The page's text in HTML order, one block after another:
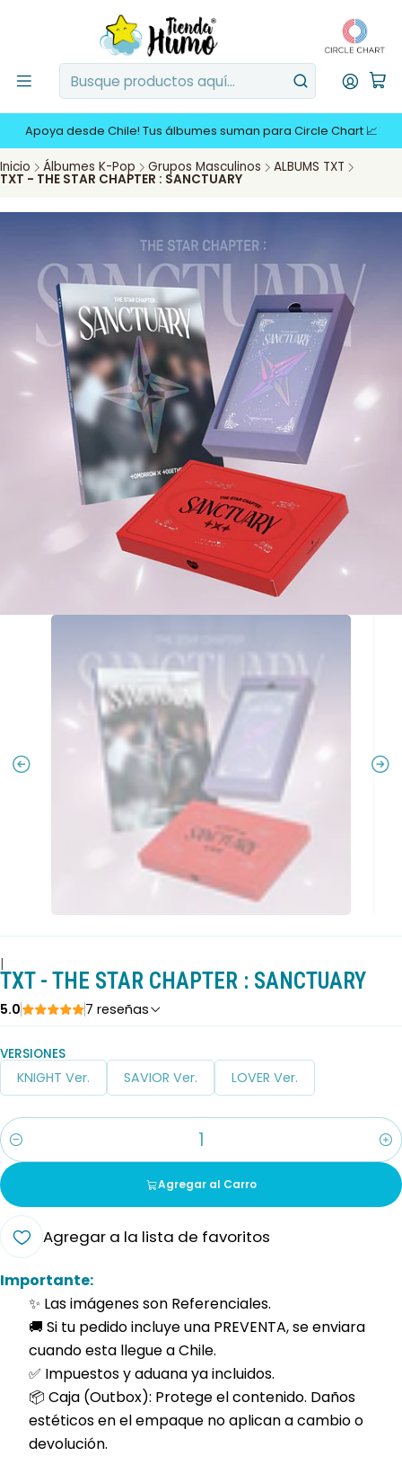
Apoya desde Chile! Tus álbumes suman para Circle Chart 📈
Inicio Álbumes K-Pop Grupos Masculinos ALBUMS TXT
TXT - THE STAR CHAPTER : SANCTUARY
|
TXT - THE STAR CHAPTER : SANCTUARY
5.0 7 reseñas
VERSIONES
KNIGHT Ver. SAVIOR Ver. LOVER Ver.
Cantidad
Agregar al Carro
Agregar a la lista de favoritos
Importante:
✨ Las imágenes son Referenciales.
🚚 Si tu pedido incluye una PREVENTA, se enviara
cuando esta llegue a Chile.
✅ Impuestos y aduana ya incluidos.
📦 Caja (Outbox): Protege el contenido. Daños
estéticos en el empaque no aplican a cambio o
devolución.